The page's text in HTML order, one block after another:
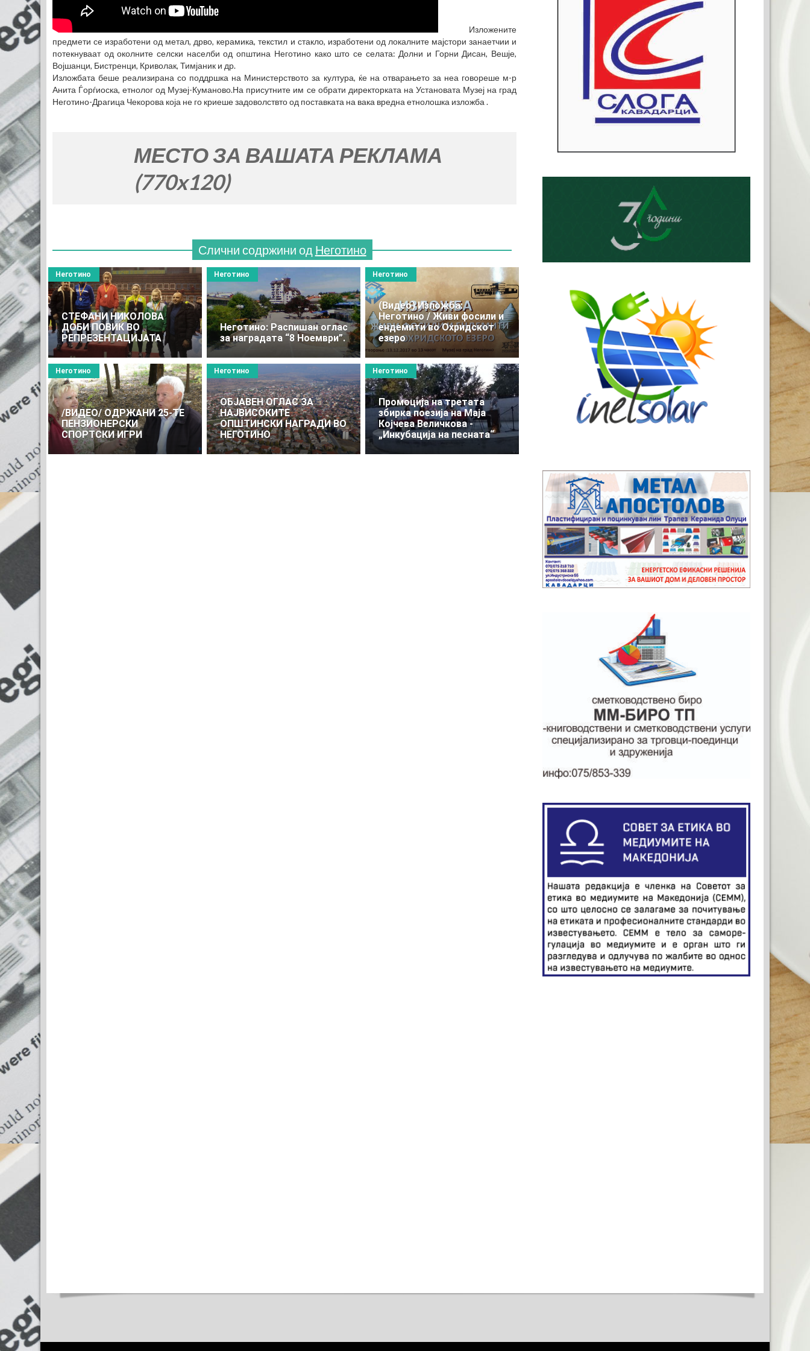
Изложените
предмети се изработени од метал, дрво, керамика, текстил и стакло, изработени од локалните мајстори занаетчии и
потекнуваат од околните селски населби од општина Неготино како што се селата: Долни и Горни Дисан, Вешје,
Војшанци, Бистренци, Криволак, Тимјаник и др.
Изложбата беше реализирана со поддршка на Министерството за култура, ќе на отварањето за неа говореше м-р
Анита Ѓорѓиоска, етнолог од Музеј-Куманово.На присутните им се обрати директорката на Установата Музеј на град
Неготино-Драгица Чекорова која не го криеше задоволствто од поставката на вака вредна етнолошка изложба .
МЕСТО ЗА ВАШАТА РЕКЛАМА
(770x120)
Слични содржини од Неготино
СТЕФАНИ НИКОЛОВА
ДОБИ ПОВИК ВО
РЕПРЕЗЕНТАЦИЈАТА
Неготино
Неготино: Распишан оглас
за наградата “8 Ноември”.
Неготино
(Видео) Изложба:
Неготино / Живи фосили и
ендемити во Охридскот
езеро
Неготино
/ВИДЕО/ ОДРЖАНИ 25-ТЕ
ПЕНЗИОНЕРСКИ
СПОРТСКИ ИГРИ
Неготино
ОБЈАВЕН ОГЛАС ЗА
НАЈВИСОКИТЕ
ОПШТИНСКИ НАГРАДИ ВО
НЕГОТИНО
Неготино
Промоција на третата
збирка поезија на Маја
Којчева Величкова -
„Инкубација на песната“
Неготино